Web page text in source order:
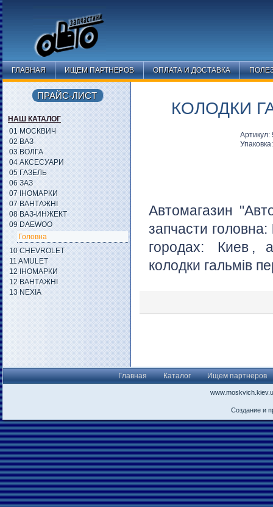
ГЛАВНАЯ ИЩЕМ ПАРТНЕРОВ ОПЛАТА И ДОСТАВКА
КОЛОДКИ
Автомагазин
запчасти головна:
городах:
Киев , а
колодки гальмів
ПРАЙС-ЛИСТ
НАШ КАТАЛОГ
01 МОСКВИЧ
02 ВАЗ
03 ВОЛГА
04 АКСЕСУАРИ
05 ГАЗЕЛЬ
06 ЗАЗ
07 ІНОМАРКИ
07 ВАНТАЖНІ
08 ВАЗ-ИНЖЕКТ
09 DAEWOO
Головна
10 CHEVROLET
11 AMULET
12 ІНОМАРКИ
12 ВАНТАЖНІ
13 NEXIA
Главная Каталог Ищем партнеров
Создание и